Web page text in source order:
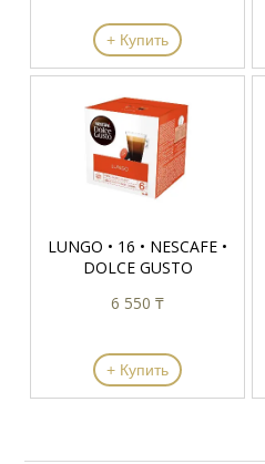
+ Купить
LUNGO • 16 • NESCAFE •
DOLCE GUSTO
6 550 ₸
+ Купить